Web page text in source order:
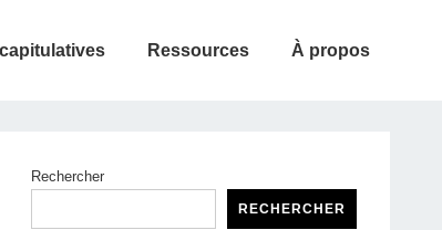
Ressources À propos
Rechercher
RECHERCHER